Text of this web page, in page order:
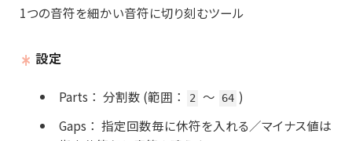
1つの音符を細かい音符に切り刻むツール
設定
Parts ： 分割数 (範囲 ： 2 ～ 64 )
Gaps ： 指定回数毎に休符を入れる／マイナス値は